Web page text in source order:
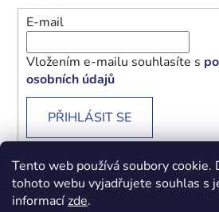
Tento web používá soubory cookie.
tohoto webu vyjadřujete souhlas s
informacízde.
E-mail
Vložením e-mailu souhlasíte s
osobních údajů
PŘIHLÁSIT SE